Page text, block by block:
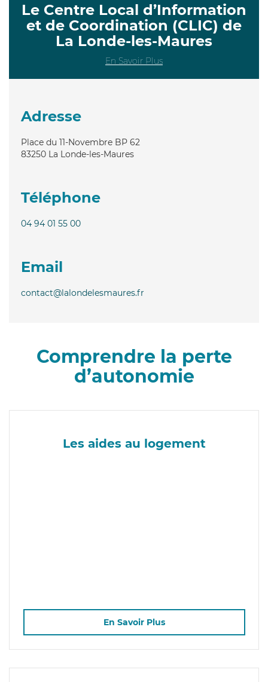
Le Centre Local d’Information
et de Coordination (CLIC) de
La Londe-les-Maures
En Savoir Plus
Adresse
Place du 11-Novembre BP 62
83250 La Londe-les-Maures
Téléphone
04 94 01 55 00
Email
contact@lalondelesmaures.fr
Comprendre la perte
d’autonomie
Les aides au logement
En Savoir Plus